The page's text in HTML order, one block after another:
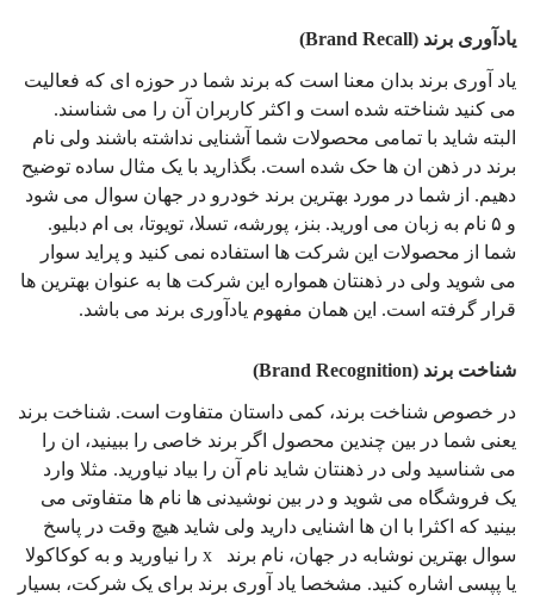
یادآوری برند (Brand Recall)
یاد آوری برند بدان معنا است که برند شما در حوزه ای که فعالیت
می کنید شناخته شده است و اکثر کاربران آن را می شناسند.
البته شاید با تمامی محصولات شما آشنایی نداشته باشند ولی نام
برند در ذهن ان ها حک شده است. بگذارید با یک مثال ساده توضیح
دهیم. از شما در مورد بهترین برند خودرو در جهان سوال می شود
و ۵ نام به زبان می اورید. بنز، پورشه، تسلا، تویوتا، بی ام دبلیو.
شما از محصولات این شرکت ها استفاده نمی کنید و پراید سوار
می شوید ولی در ذهنتان همواره این شرکت ها به عنوان بهترین ها
قرار گرفته است. این همان مفهوم یادآوری برند می باشد.
شناخت برند (Brand Recognition)
در خصوص شناخت برند، کمی داستان متفاوت است. شناخت برند
یعنی شما در بین چندین محصول اگر برند خاصی را ببینید، ان را
می شناسید ولی در ذهنتان شاید نام آن را بیاد نیاورید. مثلا وارد
یک فروشگاه می شوید و در بین نوشیدنی ها نام ها متفاوتی می
بینید که اکثرا با ان ها اشنایی دارید ولی شاید هیچ وقت در پاسخ
سوال بهترین نوشابه در جهان، نام برند x را نیاورید و به کوکاکولا
یا پپسی اشاره کنید. مشخصا یاد آوری برند برای یک شرکت، بسیار